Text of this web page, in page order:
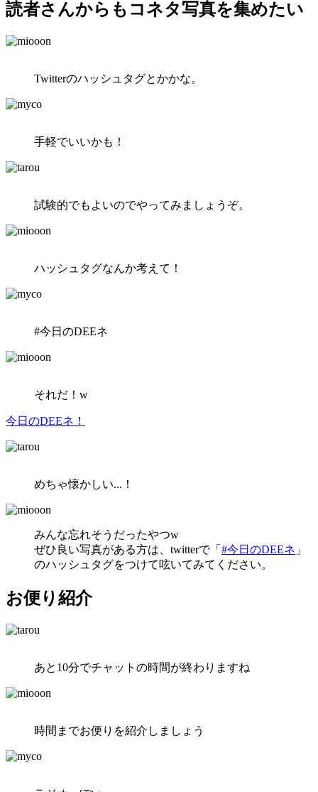
読者さんからもコネタ写真を集めたい
Twitterのハッシュタグとかかな。
手軽でいいかも！
試験的でもよいのでやってみましょうぞ。
ハッシュタグなんか考えて！
#今日のDEEネ
それだ！w
今日のDEEネ！
めちゃ懐かしい...！
みんな忘れそうだったやつw
ぜひ良い写真がある方は、 twitterで「 #今日のDEEネ 」
のハッシュタグをつけて呟いてみてください。
お便り紹介
あと10分でチャットの時間が終わりますね
時間までお便りを紹介しましょう